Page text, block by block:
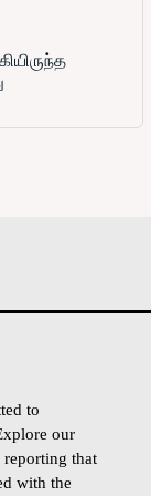
to
our
that
with the